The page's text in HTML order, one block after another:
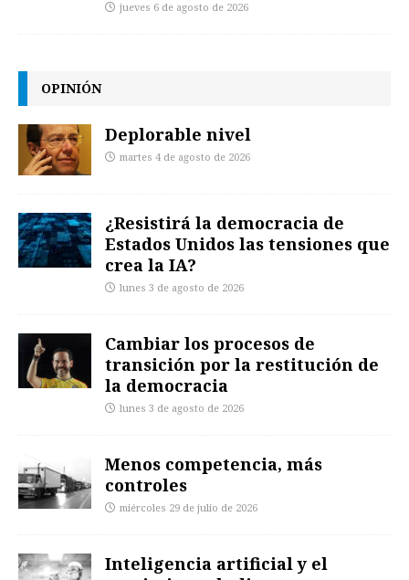
jueves 6 de agosto de 2026
OPINIÓN
Deplorable nivel
martes 4 de agosto de 2026
¿Resistirá la democracia de
Estados Unidos las tensiones que
crea la IA?
lunes 3 de agosto de 2026
Cambiar los procesos de
transición por la restitución de
la democracia
lunes 3 de agosto de 2026
Menos competencia, más
controles
miércoles 29 de julio de 2026
Inteligencia artificial y el